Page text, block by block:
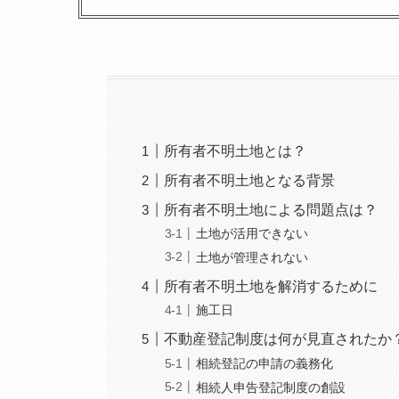
所有者不明土地とは？
所有者不明土地となる背景
所有者不明土地による問題点は？
土地が活用できない
土地が管理されない
所有者不明土地を解消するために
施工日
不動産登記制度は何が見直されたか
相続登記の申請の義務化
相続人申告登記制度の創設